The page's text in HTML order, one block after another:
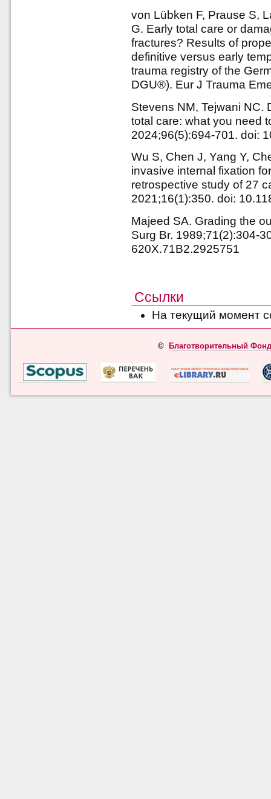
von Lübken F, Prause S,
G. Early total care or
fractures? Results of
definitive versus early
trauma registry of the
DGU®). Eur J Trauma
Stevens NM, Tejwani NC.
total care: what you need
2024;96(5):694-701. doi:
Wu S, Chen J, Yang Y,
invasive internal fixation
retrospective study of 27
2021;16(1):350. doi:
Majeed SA. Grading the
Surg Br. 1989;71(2):304-
620X.71B2.2925751
Ссылки
На текущий момент
© Благотворительный